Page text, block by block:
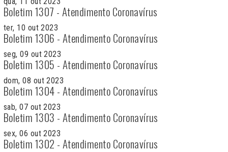
Boletim 1307 - Atendimento Coronavírus
ter, 10 out 2023
Boletim 1306 - Atendimento Coronavírus
seg, 09 out 2023
Boletim 1305 - Atendimento Coronavírus
dom, 08 out 2023
Boletim 1304 - Atendimento Coronavírus
sab, 07 out 2023
Boletim 1303 - Atendimento Coronavírus
sex, 06 out 2023
Boletim 1302 - Atendimento Coronavírus